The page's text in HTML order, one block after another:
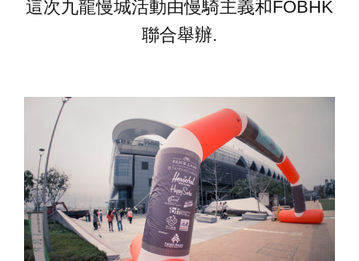
這次九龍慢城活動由慢騎主義和FOBHK
聯合舉辦.